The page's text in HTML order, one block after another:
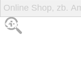
START